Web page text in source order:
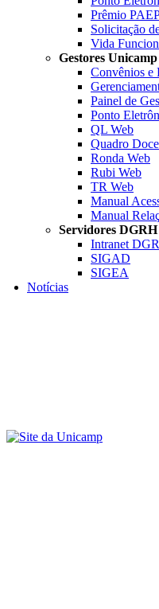
Prêmio
Solicitação
Vida
Gestores Unicamp
Convênios e
Painel de
Ponto
QL Web
Quadro
Ronda Web
Rubi Web
TR Web
Manual
Manual
Servidores DGRH
Intranet
SIGAD
SIGEA
Notícias